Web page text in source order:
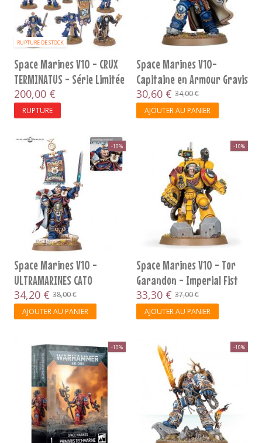
RUPTURE DE STOCK
Space Marines V10 - CRUX
TERMINATUS - Série Limitée
&...
200,00 €
RUPTURE
Space Marines V10-
Capitaine en Armour Gravis
30,60 € 34,00 €
AJOUTER AU PANIER
-10%
Space Marines V10 -
ULTRAMARINES CATO
SICARIUS
34,20 € 38,00 €
AJOUTER AU PANIER
-10%
Space Marines V10 - Tor
Garandon - Imperial Fist
33,30 € 37,00 €
AJOUTER AU PANIER
-10% -10%